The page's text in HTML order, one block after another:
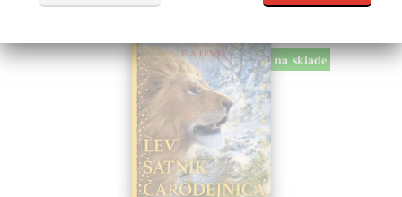
na sklade